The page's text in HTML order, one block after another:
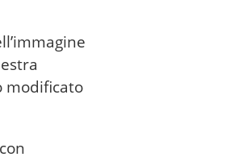
modificato